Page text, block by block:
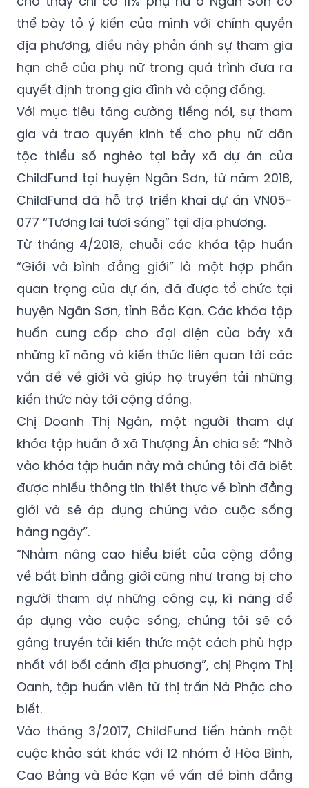
thể bày tỏ ý kiến của mình với chính quyền
địa phương, điều này phản ánh sự tham gia
hạn chế của phụ nữ trong quá trình đưa ra
quyết định trong gia đình và cộng đồng.
Với mục tiêu tăng cường tiếng nói, sự tham
gia và trao quyền kinh tế cho phụ nữ dân
tộc thiểu số nghèo tại bảy xã dự án của
ChildFund tại huyện Ngân Sơn, từ năm 2018,
ChildFund đã hỗ trợ triển khai dự án VN05-
077 “Tương lai tươi sáng” tại địa phương.
Từ tháng 4/2018, chuỗi các khóa tập huấn
“Giới và bình đẳng giới” là một hợp phần
quan trọng của dự án, đã được tổ chức tại
huyện Ngân Sơn, tỉnh Bắc Kạn. Các khóa tập
huấn cung cấp cho đại diện của bảy xã
những kĩ năng và kiến thức liên quan tới các
vấn đề về giới và giúp họ truyền tải những
kiến thức này tới cộng đồng.
Chị Doanh Thị Ngân, một người tham dự
khóa tập huấn ở xã Thượng Ân chia sẻ: “Nhờ
vào khóa tập huấn này mà chúng tôi đã biết
được nhiều thông tin thiết thực về bình đẳng
giới và sẽ áp dụng chúng vào cuộc sống
hàng ngày”.
“Nhằm nâng cao hiểu biết của cộng đồng
về bất bình đẳng giới cũng như trang bị cho
người tham dự những công cụ, kĩ năng để
áp dụng vào cuộc sống, chúng tôi sẽ cố
gắng truyền tải kiến thức một cách phù hợp
nhất với bối cảnh địa phương”, chị Phạm Thị
Oanh, tập huấn viên từ thị trấn Nà Phặc cho
biết.
Vào tháng 3/2017, ChildFund tiến hành một
cuộc khảo sát khác với 12 nhóm ở Hòa Bình,
Cao Bằng và Bắc Kạn về vấn đề bình đẳng